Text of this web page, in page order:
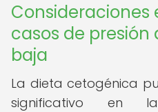
Consideraciones
casos de
baja
La dieta cetogénica
significativo en